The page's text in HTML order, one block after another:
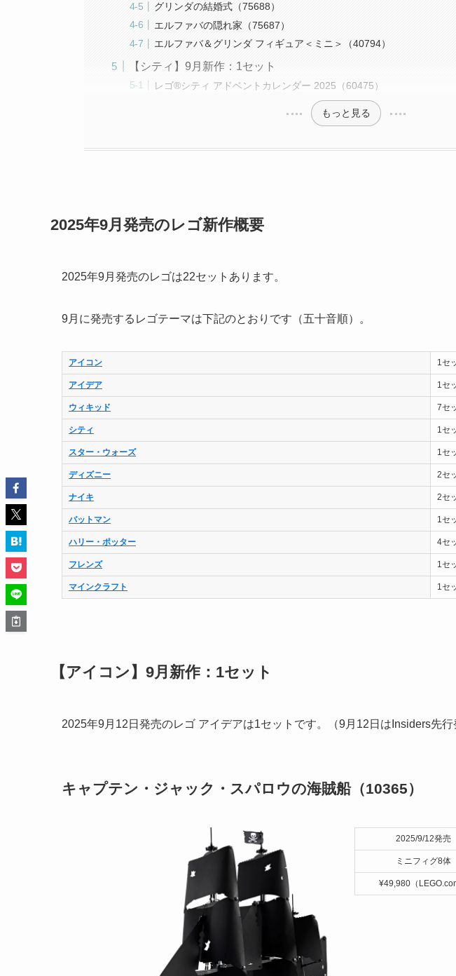
グリンダの結婚式（75688）
エルファバの隠れ家（75687）
エルファバ＆グリンダ フィギュア＜ミニ＞（40794）
【シティ】9月新作：1セット
レゴ®シティ アドベントカレンダー 2025（60475）
もっと見る
2025年9月発売のレゴ新作概要
2025年9月発売のレゴは22セットあります。
9月に発売するレゴテーマは下記のとおりです（五十音順）。
アイコン 1セ
アイデア 1セ
ウィキッド 7セ
シティ 1セ
スター・ウォーズ 1セ
ディズニー 2セ
ナイキ 2セ
バットマン 1セ
ハリー・ポッター 4セ
フレンズ 1セ
マインクラフト 1セ
【アイコン】9月新作：1セット
2025年9月12日発売のレゴ アイデアは1セットです。（9月12日はInsiders先行
キャプテン・ジャック・スパロウの海賊船（10365）
2025/9/12発売
ミニフィグ8体
¥49,980（